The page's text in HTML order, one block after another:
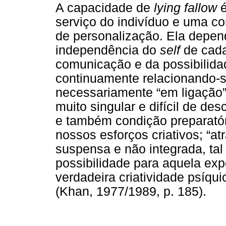
A capacidade de lying fallow
serviço do indivíduo e uma
de personalização. Ela
independência do selfde
comunicação e da
continuamente
necessariamente “em
muito singular e difícil de
e também condição
nossos esforços criativos;
suspensa e não integrada,
possibilidade para aquela
verdadeira criatividade
(Khan, 1977/1989, p. 185).